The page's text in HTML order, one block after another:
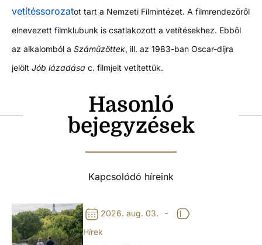
vetítéssorozatot tart a Nemzeti Filmintézet. A filmrendezőről
elnevezett filmklubunk is csatlakozott a vetítésekhez. Ebből
az alkalomból a Száműzöttek, ill. az 1983-ban Oscar-díjra
jelölt Jób lázadása c. filmjeit vetítettük.
Hasonló
bejegyzések
Kapcsolódó híreink
2026. aug. 03. -
Hírek